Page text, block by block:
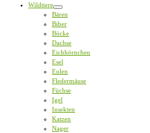
Wildtiere
Bären
Biber
Böcke
Dachse
Eichhörnchen
Esel
Eulen
Fledermäuse
Füchse
Igel
Insekten
Katzen
Nager